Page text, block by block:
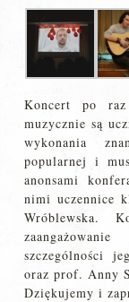
Koncert po
muzycznie są
wykonania
popularnej i
anonsami
nimi uczennice
Wróblewska.
szczególności
oraz prof. Anny
Dziękujemy i